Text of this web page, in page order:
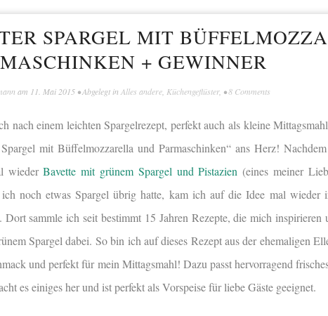
SPARGEL MIT
+ GEWINNER
am 11. Mai 2015 • Abgelegt in Alles andere, Küchengeflüster, •8 Comments
nach einem leichten Spargelrezept, perfekt auch als kleine
mit Büffelmozzarella und Parmaschinken“ ans Herz!
wiederBavette mit grünem Spargel und Pistazien (eines meiner
noch etwas Spargel übrig hatte, kam ich auf die Idee mal wieder
Dort sammle ich seit bestimmt 15 Jahren Rezepte, die mich inspirieren
Spargel dabei. So bin ich auf dieses Rezept aus der ehemaligen
und perfekt für mein Mittagsmahl! Dazu passt hervorragend
es einiges her und ist perfekt als Vorspeise für liebe Gäste geeignet.